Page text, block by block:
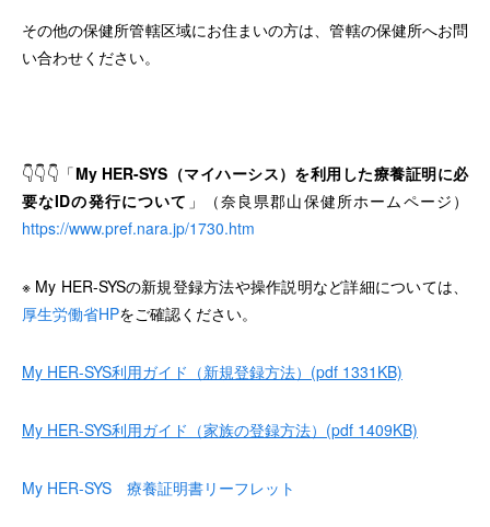
その他の保健所管轄区域にお住まいの方は、管轄の保健所へお問
い合わせください。
👇👇👇「My HER-SYS （マイハーシス）を利用した療養証明に必
要なIDの発行について 」（奈良県郡山保健所ホームページ）
https://www.pref.nara.jp/1730.htm
※ My HER-SYSの新規登録方法や操作説明など詳細については、
厚生労働省HPをご確認ください。
My HER-SYS利用ガイド（新規登録方法）(pdf 1331KB)
My HER-SYS利用ガイド（家族の登録方法）(pdf 1409KB)
My HER-SYS 療養証明書リーフレット